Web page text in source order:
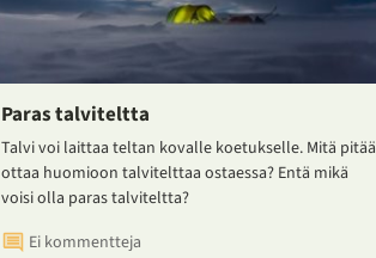
Paras talviteltta
Talvi voi laittaa teltan kovalle koetukselle. Mitä pitää
ottaa huomioon talvitelttaa ostaessa? Entä mikä
voisi olla paras talviteltta?
Ei kommentteja